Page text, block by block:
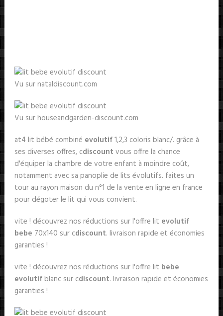
Vu sur nataldiscount.com
Vu sur houseandgarden-discount.com
at4 lit bébé combiné evolutif1,2,3 coloris blanc/. grâce à
ses diverses offres, cdiscount vous offre la chance
d'équiper la chambre de votre enfant à moindre coût,
notamment avec sa panoplie de lits évolutifs. faites un
tour au rayon maison du n°1 de la vente en ligne en france
pour dégoter le lit qui vous convient.
vite ! découvrez nos réductions sur l'offre lit evolutif
bebe 70x140 sur cdiscount. livraison rapide et économies
garanties !
vite ! découvrez nos réductions sur l'offre lit bebe
evolutifblanc sur cdiscount. livraison rapide et économies
garanties !